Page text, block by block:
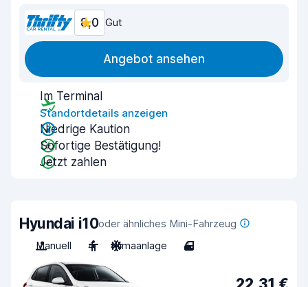
8,0 Gut
Angebot ansehen
Im Terminal
Standortdetails anzeigen
Niedrige Kaution
Sofortige Bestätigung!
Jetzt zahlen
Hyundai i10oder ähnliches Mini-Fahrzeug
Manuell
4 Klimaanlage 4
22,31 €